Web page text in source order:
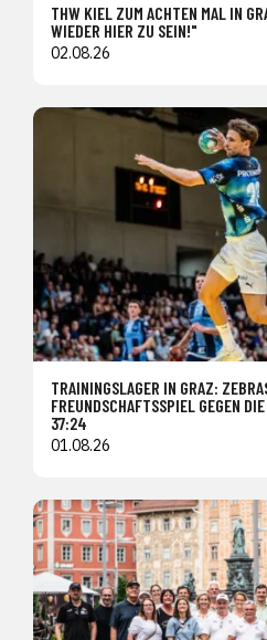
THW KIEL ZUM ACHTEN MAL IN
WIEDER HIER ZU SEIN!"
02.08.26
TRAININGSLAGER IN GRAZ:
FREUNDSCHAFTSSPIEL GEGEN
37:24
01.08.26